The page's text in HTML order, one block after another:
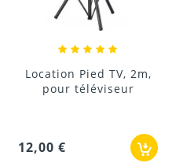
Location Pied TV, 2m,
pour téléviseur
12,00 €